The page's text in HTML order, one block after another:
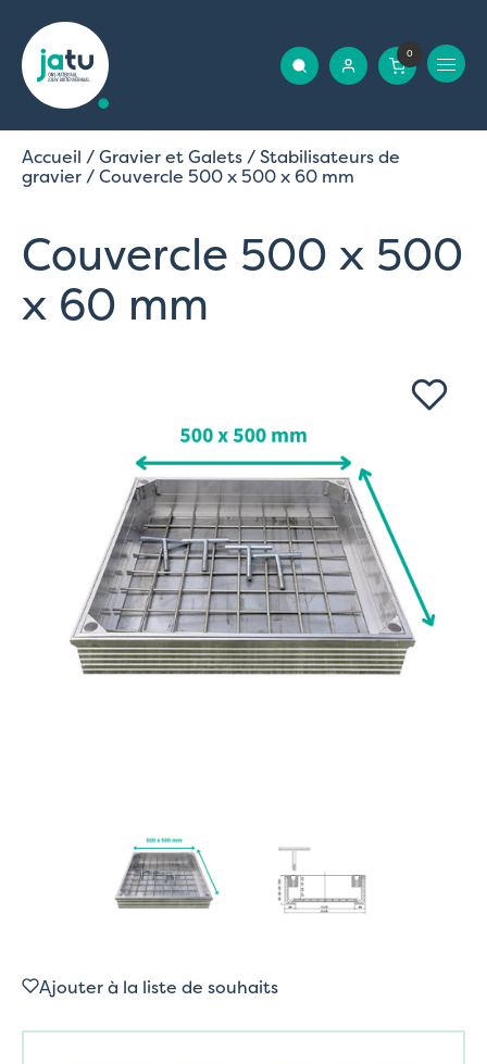
0
Accueil /Gravier et Galets/Stabilisateurs de
gravier/ Couvercle 500 x 500 x 60 mm
Couvercle 500 x 500
x 60 mm
Ajouter à la liste de souhaits